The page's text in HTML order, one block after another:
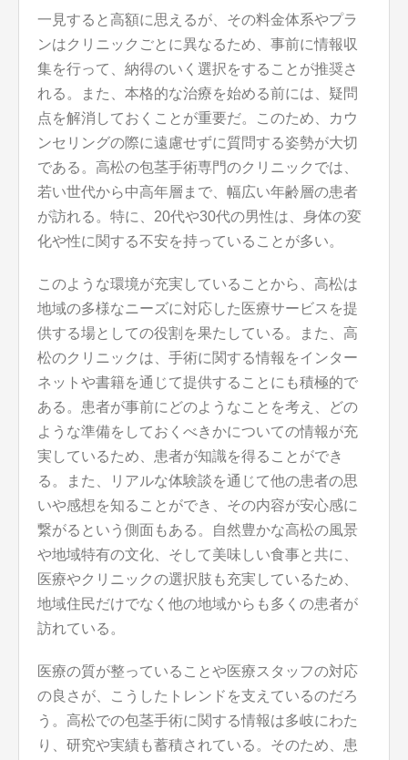
一見すると高額に思えるが、その料金体系やプラ
ンはクリニックごとに異なるため、事前に情報収
集を行って、納得のいく選択をすることが推奨さ
れる。また、本格的な治療を始める前には、疑問
点を解消しておくことが重要だ。このため、カウ
ンセリングの際に遠慮せずに質問する姿勢が大切
である。高松の包茎手術専門のクリニックでは、
若い世代から中高年層まで、幅広い年齢層の患者
が訪れる。特に、20代や30代の男性は、身体の変
化や性に関する不安を持っていることが多い。
このような環境が充実していることから、高松は
地域の多様なニーズに対応した医療サービスを提
供する場としての役割を果たしている。また、高
松のクリニックは、手術に関する情報をインター
ネットや書籍を通じて提供することにも積極的で
ある。患者が事前にどのようなことを考え、どの
ような準備をしておくべきかについての情報が充
実しているため、患者が知識を得ることができ
る。また、リアルな体験談を通じて他の患者の思
いや感想を知ることができ、その内容が安心感に
繋がるという側面もある。自然豊かな高松の風景
や地域特有の文化、そして美味しい食事と共に、
医療やクリニックの選択肢も充実しているため、
地域住民だけでなく他の地域からも多くの患者が
訪れている。
医療の質が整っていることや医療スタッフの対応
の良さが、こうしたトレンドを支えているのだろ
う。高松での包茎手術に関する情報は多岐にわた
り、研究や実績も蓄積されている。そのため、患